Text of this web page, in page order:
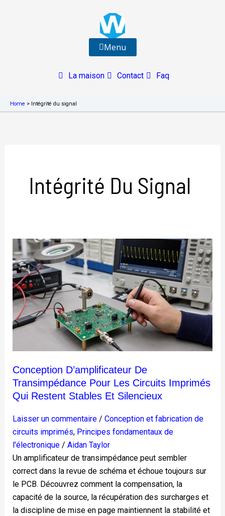
Menu
La maison Contact Faq
Home > Intégrité du signal
Intégrité Du Signal
Conception D’amplificateur De
Transimpédance Pour Les Circuits Imprimés
Qui Restent Stables Et Silencieux
Laisser un commentaire / Conception et fabrication de
circuits imprimés, Principes fondamentaux de
l'électronique/ Aidan Taylor
Un amplificateur de transimpédance peut sembler
correct dans la revue de schéma et échoue toujours sur
le PCB. Découvrez comment la compensation, la
capacité de la source, la récupération des surcharges et
la discipline de mise en page maintiennent la stabilité et
Conception
d’amplificateur
de
transimpédance
pour
les
circuits
qui
stables
et
silencieux